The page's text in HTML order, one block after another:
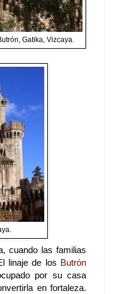
Gatika, Vizcaya.
cuando las familias
linaje de los Butrón
por su casa
en fortaleza.